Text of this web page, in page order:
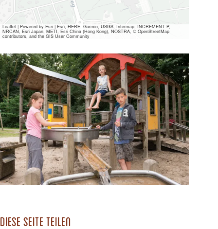
Leaflet | Powered by Esri | Esri, HERE, Garmin, USGS, Intermap, INCREMENT P,
NRCAN, Esri Japan, METI, Esri China (Hong Kong), NOSTRA, © OpenStreetMap
contributors, and the GIS User Community
Alle
Mediendateien
ansehen
Diese Seite teilen